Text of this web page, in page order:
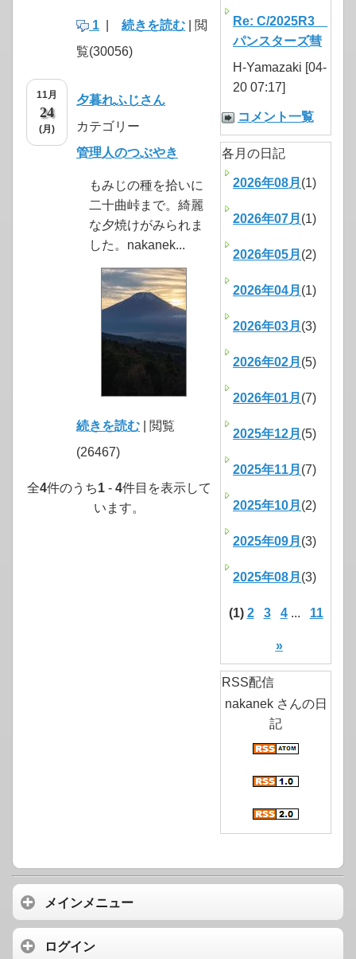
1 続きを読む | 閲
覧(30056)
11月
24
(月)
夕暮れふじさん
カテゴリー
管理人のつぶやき
もみじの種を拾いに
二十曲峠まで。綺麗
な夕焼けがみられま
した。nakanek...
続きを読む | 閲覧
(26467)
全4件のうち1 - 4件目を表示して
います。
Re: C/2025R3
パンスターズ彗
H-Yamazaki [04-
20 07:17]
コメント一覧
各月の日記
2026年08月 (1)
2026年07月 (1)
2026年05月 (2)
2026年04月 (1)
2026年03月 (3)
2026年02月 (5)
2026年01月 (7)
2025年12月 (5)
2025年11月 (7)
2025年10月 (2)
2025年09月 (3)
2025年08月 (3)
(1) 2 3 4... 11
»
RSS配信
nakanek さんの日
記
メインメニュー
ログイン